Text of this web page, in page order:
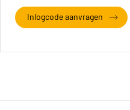
Inlogcode aanvragen